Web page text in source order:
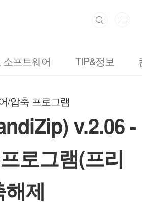
프트웨어 TIP&정보
/압축 프로그램
v.2.06 -
로그램(프리
제